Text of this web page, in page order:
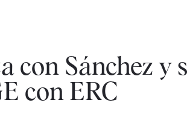
con Sánchez y
con ERC